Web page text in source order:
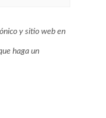
y sitio web en
haga un